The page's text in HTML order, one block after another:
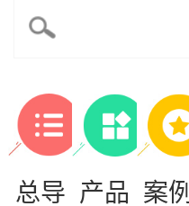
总导 产品 案例